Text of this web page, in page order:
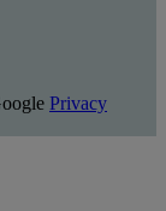
Privacy